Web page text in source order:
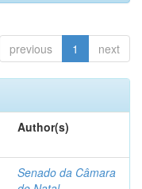
previous 1 next
Author(s)
Senado da Câmara